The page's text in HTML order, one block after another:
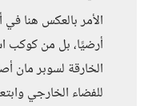
الأمر بالعكس هنا
أرضيًا، بل من كوكب
الخارقة لسوبر مان
للفضاء الخارجي